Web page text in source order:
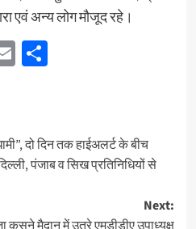
एवं अन्य लोग मौजूद रहे।
EmailShare
दो दिन तक हाईअलर्ट के बीच
पंजाब व सिख प्रतिनिधियों से
Next: